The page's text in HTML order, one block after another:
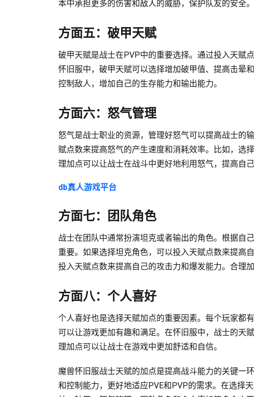
本中承担更多的伤害和敌人的威胁，保护队友的安全。
方面五：破甲天赋
破甲天赋是战士在PVP中的重要选择。通过投入天赋
怀旧服中，破甲天赋可以选择增加破甲值、提高击晕
控制敌人，增加自己的生存能力和输出能力。
方面六：怒气管理
怒气是战士职业的资源，管理好怒气可以提高战士的
赋点数来提高怒气的产生速度和消耗效率。比如，选
理加点可以让战士在战斗中更好地利用怒气，提高自己
db真人游戏平台
方面七：团队角色
战士在团队中通常扮演坦克或者输出的角色。根据自
重要。如果选择坦克角色，可以投入天赋点数来提高
投入天赋点数来提高自己的攻击力和爆发能力。合理
方面八：个人喜好
个人喜好也是选择天赋加点的重要因素。每个玩家都
可以让游戏更加有趣和满足。在怀旧服中，战士的天
理加点可以让战士在游戏中更加舒适和自信。
魔兽怀旧服战士天赋的加点是提高战斗能力的关键一
和控制能力，更好地适应PVE和PVP的需求。在选择